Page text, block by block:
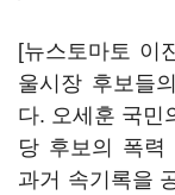
[뉴스토마토 이
울시장 후보들
다. 오세훈 국민
당 후보의 폭력
과거 속기록을